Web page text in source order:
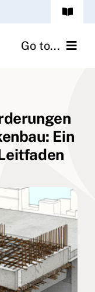
Toggle
Go to...
Ein